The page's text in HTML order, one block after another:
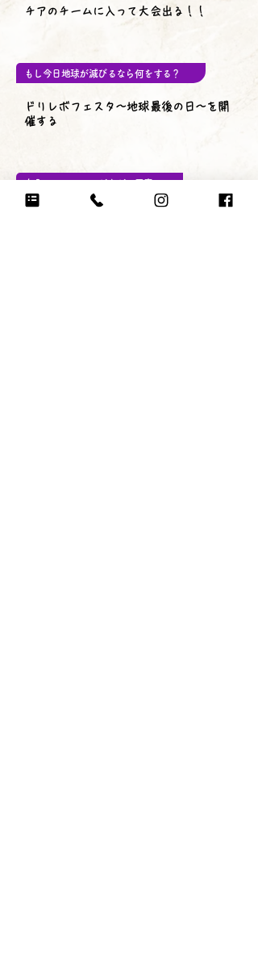
チアのチームに入って大会出る！！
もし今日地球が滅びるなら何をする？
ドリレボフェスタ〜地球最後の日〜を開
催する
自分のテンションが上がる写真